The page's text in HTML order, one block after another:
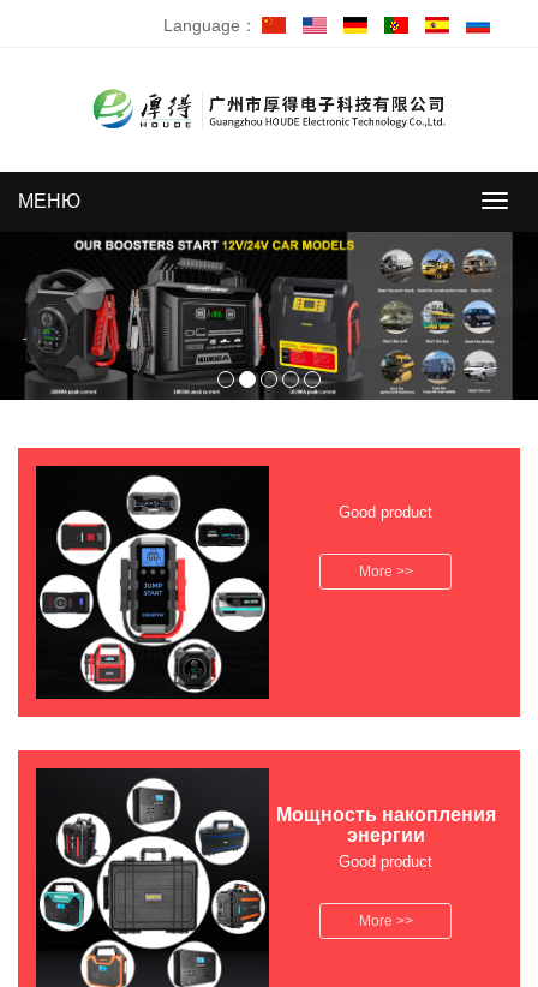
Language：
МЕНЮ
Good product
More >>
Мощность накопления
энергии
Good product
More >>